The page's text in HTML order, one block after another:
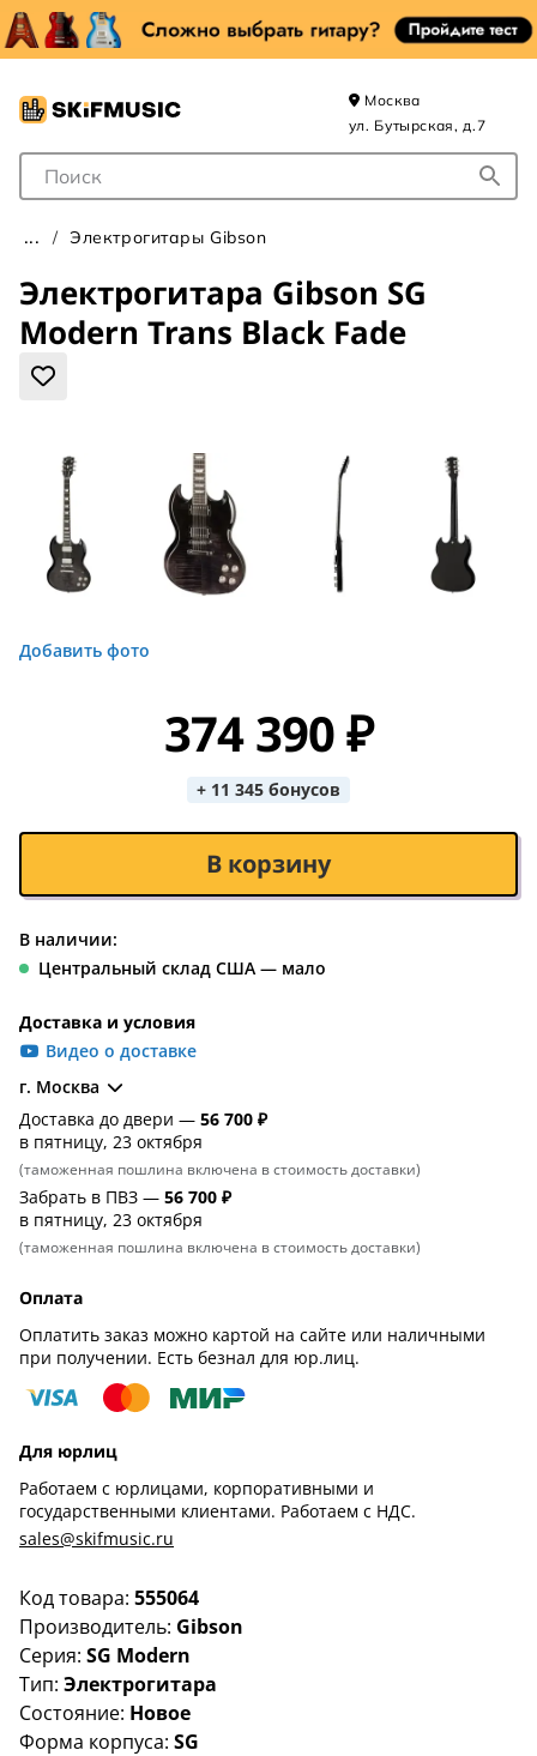
Поле для Поиска
Москва
ул. Бутырская, д.7
Электрогитары Gibson
Электрогитара Gibson SG
Modern Trans Black Fade
Добавить фото
Код товара: 555064
Производитель: Gibson
Серия: SG Modern
Тип: Электрогитара
Состояние: Новое
Форма корпуса: SG
374 390 ₽
+ 11 345 бонусов
В корзину
В наличии:
Центральный склад США — мало
Доставка и условия
Видео о доставке
г. Москва
Доставка до двери — 56 700 ₽
в пятницу, 23 октября
(таможенная пошлина включена в стоимость доставки)
Забрать в ПВЗ — 56 700 ₽
в пятницу, 23 октября
(таможенная пошлина включена в стоимость доставки)
Оплата
Оплатить заказ можно картой на сайте или наличными
при получении. Есть безнал для юр.лиц.
Для юрлиц
Работаем с юрлицами, корпоративными и
государственными клиентами. Работаем с НДС.
sales@skifmusic.ru